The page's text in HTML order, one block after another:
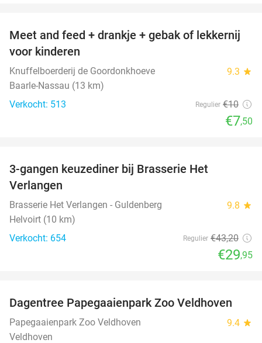
25%
Meet and feed + drankje + gebak of lekkernij
voor kinderen
Knuffelboerderij de Goordonkhoeve 9.3 star
Baarle-Nassau (13 km)
Verkocht: 513
Regulier €10
€7,50
3-gangen keuzediner bij Brasserie Het
Verlangen
Brasserie Het Verlangen - Guldenberg 9.8 star
Helvoirt (10 km)
Verkocht: 654
Regulier €43,20
€29,95
26%
Dagentree Papegaaienpark Zoo Veldhoven
Papegaaienpark Zoo Veldhoven 9.4 star
Veldhoven